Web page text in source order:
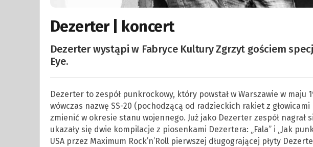
Dezerter | koncert
Dezerter wystąpi w Fabryce Kultury Zgrzyt gościem
Eye.
Dezerter to zespół punkrockowy, który powstał w Warszawie w maju
wówczas nazwę SS-20 (pochodzącą od radzieckich rakiet z
zmienić w okresie stanu wojennego. Już jako Dezerter zespół nagrał
ukazały się dwie kompilacje z piosenkami Dezertera: „Fala” i „Jak
USA przez Maximum Rock’n’Roll pierwszej długogrającej płyty